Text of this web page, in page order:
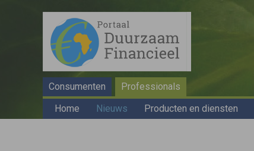
Consumenten
Professionals
Home
Nieuws Producten en diensten